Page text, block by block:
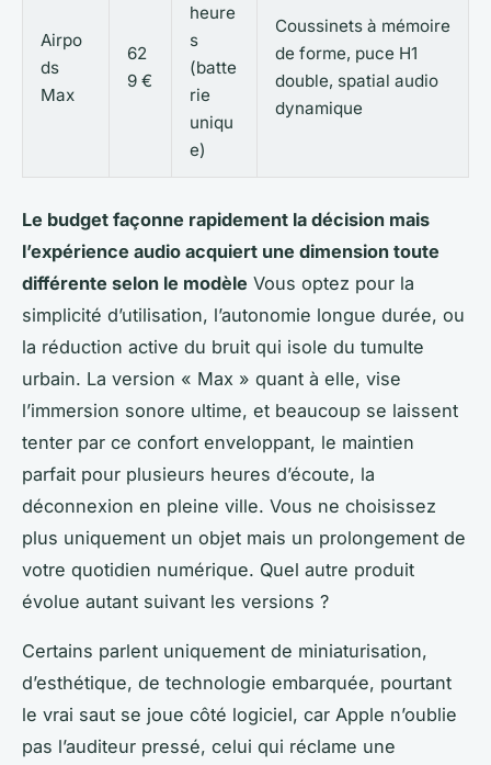
Airpo
ds
Max
62
9 €
heure
s
(batte
rie
uniqu
e)
Coussinets à mémoire
de forme, puce H1
double, spatial audio
dynamique
Le budget façonne rapidement la décision mais
l’expérience audio acquiert une dimension toute
différente selon le modèle Vous optez pour la
simplicité d’utilisation, l’autonomie longue durée, ou
la réduction active du bruit qui isole du tumulte
urbain. La version « Max » quant à elle, vise
l’immersion sonore ultime, et beaucoup se laissent
tenter par ce confort enveloppant, le maintien
parfait pour plusieurs heures d’écoute, la
déconnexion en pleine ville. Vous ne choisissez
plus uniquement un objet mais un prolongement de
votre quotidien numérique. Quel autre produit
évolue autant suivant les versions ?
Certains parlent uniquement de miniaturisation,
d’esthétique, de technologie embarquée, pourtant
le vrai saut se joue côté logiciel, car Apple n’oublie
pas l’auditeur pressé, celui qui réclame une